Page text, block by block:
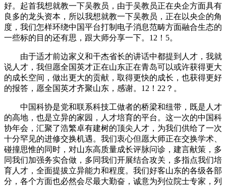
好。起首我想就教一下吴教员，由于吴教员正在央企方面具有
良多的龙头资本，所以我想就教一下吴教员，正在以央企的角
度，我们怎样环绕中国平台打制电子消息范畴方面融合生态的
一些标的目的还有思，跟大师分享一下。12！5。
由于适才前边家义和干杰省长的讲话中都提到人才，我就
说人才，我但愿全国英才正在山东正在青岛可以或许获得更大
的成长空间，做出更大的贡献，取得更快的成长，也获得更好
的报答，愿全国英才齐聚山东，感谢。12！22？。
中国科协是党和联系科技工做者的桥梁和纽带，既是人才
的高地，也是立异的家园，人才培育的平台。这一次的中国科
协年会，汇聚了浩繁卓有建树的顶尖人才，为我们供给了一次
十分罕见的进修交换机遇。我们衷心但愿大师正在交换学术、
碰撞思惟的同时，对山东高质量成长评脉问诊，建言献策，多
同我们加强务实合做，多同我们开展结合攻关，多指点我们培
育人才，全面提拔立异能力和程度。我们好客山东的各级各部
分，各个方面也必然会尽最大勤奋，诚意为列位院士专家，列